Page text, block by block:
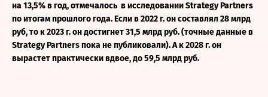
на 13,5% в год, отмечалось в исследовании Strategy Partners
по итогам прошлого года. Если в 2022 г. он составлял 28 млрд
руб, то к 2023 г. он достигнет 31,5 млрд руб. (точные данные в
Strategy Partners пока не публиковали). А к 2028 г. он
вырастет практически вдвое, до 59,5 млрд руб.